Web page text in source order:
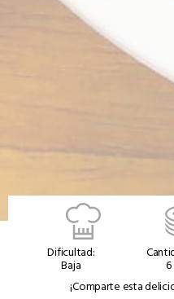
Dificultad:
Baja 6
¡Comparte esta